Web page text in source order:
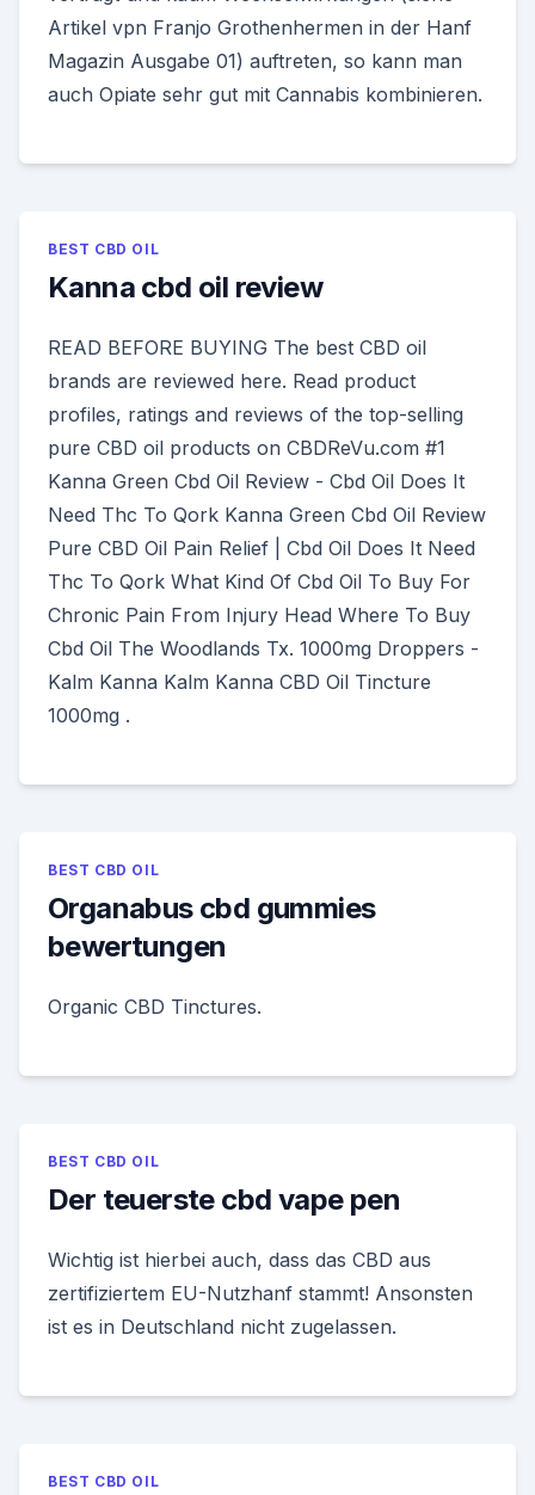
Artikel vpn Franjo Grothenhermen in der Hanf
Magazin Ausgabe 01) auftreten, so kann man
auch Opiate sehr gut mit Cannabis kombinieren.
BEST CBD OIL
Kanna cbd oil review
READ BEFORE BUYING The best CBD oil
brands are reviewed here. Read product
profiles, ratings and reviews of the top-selling
pure CBD oil products on CBDReVu.com #1
Kanna Green Cbd Oil Review - Cbd Oil Does It
Need Thc To Qork Kanna Green Cbd Oil Review
Pure CBD Oil Pain Relief | Cbd Oil Does It Need
Thc To Qork What Kind Of Cbd Oil To Buy For
Chronic Pain From Injury Head Where To Buy
Cbd Oil The Woodlands Tx. 1000mg Droppers -
Kalm Kanna Kalm Kanna CBD Oil Tincture
1000mg .
BEST CBD OIL
Organabus cbd gummies
bewertungen
Organic CBD Tinctures.
BEST CBD OIL
Der teuerste cbd vape pen
Wichtig ist hierbei auch, dass das CBD aus
zertifiziertem EU-Nutzhanf stammt! Ansonsten
ist es in Deutschland nicht zugelassen.
BEST CBD OIL